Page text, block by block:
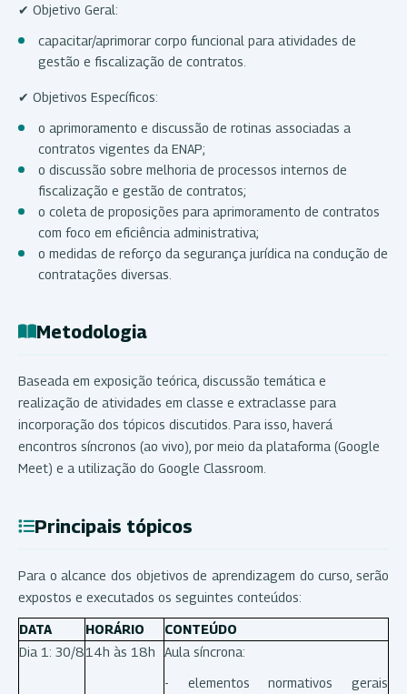
✔ Objetivo Geral:
capacitar/aprimorar corpo funcional para atividades de
gestão e fiscalização de contratos.
✔ Objetivos Específicos:
o aprimoramento e discussão de rotinas associadas a
contratos vigentes da ENAP;
o discussão sobre melhoria de processos internos de
fiscalização e gestão de contratos;
o coleta de proposições para aprimoramento de contratos
com foco em eficiência administrativa;
o medidas de reforço da segurança jurídica na condução de
contratações diversas.
Metodologia
Baseada em exposição teórica, discussão temática e
realização de atividades em classe e extraclasse para
incorporação dos tópicos discutidos. Para isso, haverá
encontros síncronos (ao vivo), por meio da plataforma (Google
Meet) e a utilização do Google Classroom.
Principais tópicos
Para o alcance dos objetivos de aprendizagem do curso, serão
expostos e executados os seguintes conteúdos:
DATA HORÁRIO
CONTEÚDO
Dia 1: 30/814h às 18h
Aula síncrona:
- elementos normativos gerais